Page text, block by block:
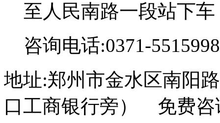
至人民南路一段站下
咨询电话:0371-
地址:郑州市金水区南阳
口工商银行旁） 免费咨